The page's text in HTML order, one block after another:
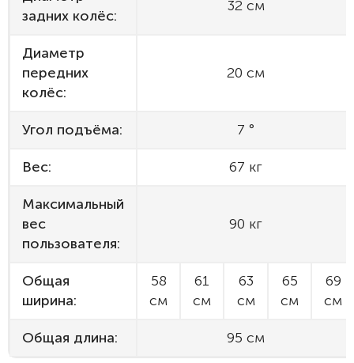
задних колёс:
32 см
Диаметр
передних
колёс:
20 см
Угол подъёма: 7 °
Вес: 67 кг
Максимальный
вес
пользователя:
90 кг
Общая
ширина:
58
см
61
см
63
см
65
см
69
см
Общая длина: 95 см